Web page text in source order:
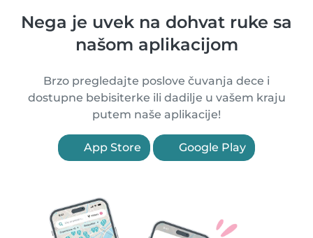
Nega je uvek na dohvat ruke sa
našom aplikacijom
Brzo pregledajte poslove čuvanja dece i
dostupne bebisiterke ili dadilje u vašem kraju
putem naše aplikacije!
App Store Google Play